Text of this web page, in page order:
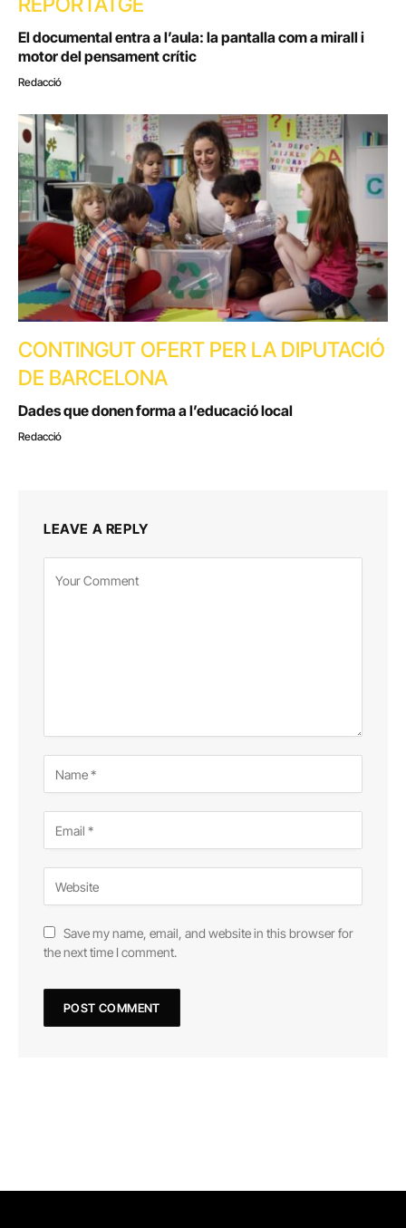
El documental entra a l’aula: la pantalla com a mirall i
motor del pensament crític
Redacció
CONTINGUT OFERT PER LA DIPUTACIÓ
DE BARCELONA
Dades que donen forma a l’educació local
Redacció
LEAVE A REPLY
Save my name, email, and website in this browser for
the next time I comment.